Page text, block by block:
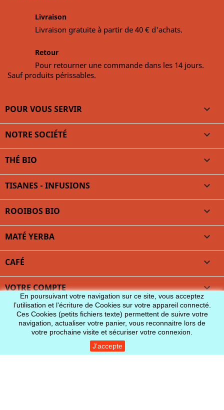
Livraison
Livraison gratuite à partir de 40 € d'achats.
Retour
Pour retourner une commande dans les 14 jours.
Sauf produits périssables.
POUR VOUS SERVIR 
NOTRE SOCIÉTÉ 
THÉ BIO 
TISANES - INFUSIONS 
ROOIBOS BIO 
MATÉ YERBA 
CAFÉ 
VOTRE COMPTE 
INFORMATIONS
En poursuivant votre navigation sur ce site, vous acceptez
l’utilisation et l'écriture de Cookies sur votre appareil connecté.
Ces Cookies (petits fichiers texte) permettent de suivre votre
navigation, actualiser votre panier, vous reconnaitre lors de
votre prochaine visite et sécuriser votre connexion.
J'accepte